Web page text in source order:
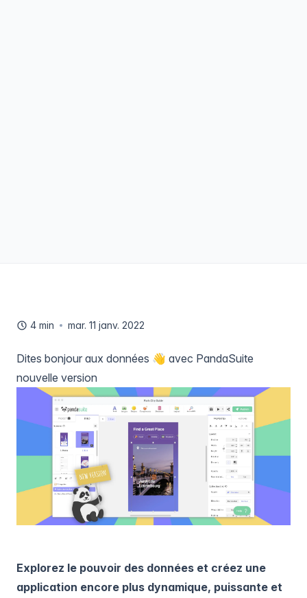
4 min mar. 11 janv. 2022
Dites bonjour aux données 👋 avec PandaSuite
nouvelle version
Explorez le pouvoir des données et créez une
application encore plus dynamique, puissante et